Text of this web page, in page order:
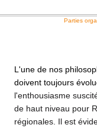
Parties
L'une de nos
doivent toujours
l'enthousiasme
de haut niveau pour
régionales. Il est